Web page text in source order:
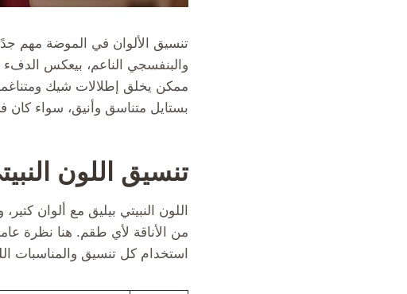
تنسيق الألوان في الموضة مهم جدًا
والبنفسجي الناعم، بيعكس الدفء
ممكن يخلق إطلالات شيك
بستايل متناسق وأنيق، سواء
تنسيق اللون
اللون النبيتي بيليق مع ألوان
من الأناقة لأي طقم. هنا نظرة
استخدام كل تنسيق والمناسبات